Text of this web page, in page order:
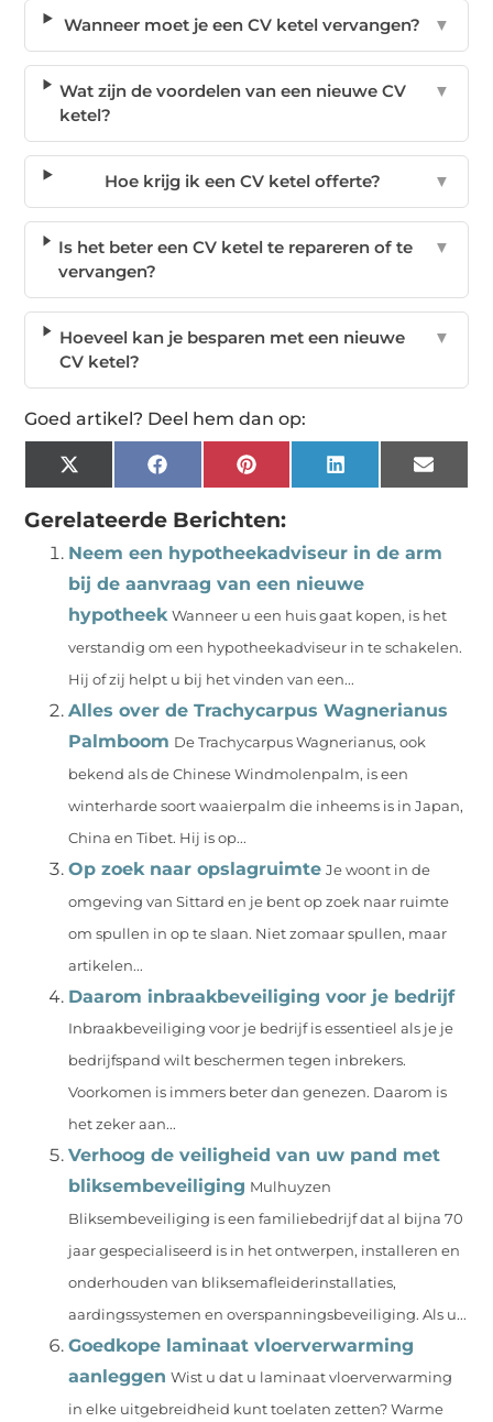
Wanneer moet je een CV ketel vervangen? ▼
Wat zijn de voordelen van een nieuwe CV
ketel?
▼
Hoe krijg ik een CV ketel offerte? ▼
Is het beter een CV ketel te repareren of te
vervangen?
▼
Hoeveel kan je besparen met een nieuwe
CV ketel?
▼
Goed artikel? Deel hem dan op:
X
(Twitter)
FacebookPinterest LinkedIn Email
Gerelateerde Berichten:
Neem een hypotheekadviseur in de arm
bij de aanvraag van een nieuwe
hypotheek Wanneer u een huis gaat kopen, is het
verstandig om een hypotheekadviseur in te schakelen.
Hij of zij helpt u bij het vinden van een...
Alles over de Trachycarpus Wagnerianus
Palmboom De Trachycarpus Wagnerianus, ook
bekend als de Chinese Windmolenpalm, is een
winterharde soort waaierpalm die inheems is in Japan,
China en Tibet. Hij is op...
Op zoek naar opslagruimte Je woont in de
omgeving van Sittard en je bent op zoek naar ruimte
om spullen in op te slaan. Niet zomaar spullen, maar
artikelen...
Daarom inbraakbeveiliging voor je bedrijf
Inbraakbeveiliging voor je bedrijf is essentieel als je je
bedrijfspand wilt beschermen tegen inbrekers.
Voorkomen is immers beter dan genezen. Daarom is
het zeker aan...
Verhoog de veiligheid van uw pand met
bliksembeveiliging Mulhuyzen
Bliksembeveiliging is een familiebedrijf dat al bijna 70
jaar gespecialiseerd is in het ontwerpen, installeren en
onderhouden van bliksemafleiderinstallaties,
aardingssystemen en overspanningsbeveiliging. Als u...
Goedkope laminaat vloerverwarming
aanleggen Wist u dat u laminaat vloerverwarming
in elke uitgebreidheid kunt toelaten zetten? Warme